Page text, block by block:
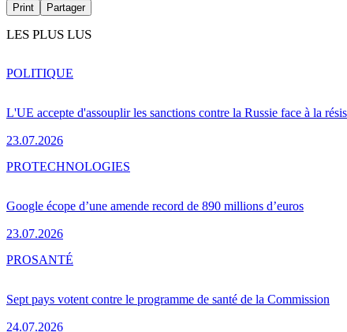
Print Partager
LES PLUS LUS
L'UE accepte d'assouplir les sanctions contre la Russie face à la
23.07.2026
POLITIQUE
Google écope d’une amende record de 890 millions d’euros
23.07.2026
PROTECHNOLOGIES
Sept pays votent contre le programme de santé de la Commission
24.07.2026
PROSANTÉ